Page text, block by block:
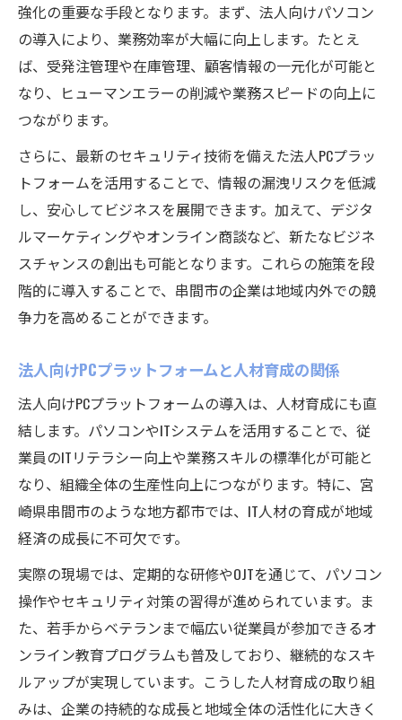
強化の重要な手段となります。まず、法人向けパソコン
の導入により、業務効率が大幅に向上します。たとえ
ば、受発注管理や在庫管理、顧客情報の一元化が可能と
なり、ヒューマンエラーの削減や業務スピードの向上に
つながります。
さらに、最新のセキュリティ技術を備えた法人PCプラッ
トフォームを活用することで、情報の漏洩リスクを低減
し、安心してビジネスを展開できます。加えて、デジタ
ルマーケティングやオンライン商談など、新たなビジネ
スチャンスの創出も可能となります。これらの施策を段
階的に導入することで、串間市の企業は地域内外での競
争力を高めることができます。
法人向けPCプラットフォームと人材育成の関係
法人向けPCプラットフォームの導入は、人材育成にも直
結します。パソコンやITシステムを活用することで、従
業員のITリテラシー向上や業務スキルの標準化が可能と
なり、組織全体の生産性向上につながります。特に、宮
崎県串間市のような地方都市では、IT人材の育成が地域
経済の成長に不可欠です。
実際の現場では、定期的な研修やOJTを通じて、パソコン
操作やセキュリティ対策の習得が進められています。ま
た、若手からベテランまで幅広い従業員が参加できるオ
ンライン教育プログラムも普及しており、継続的なスキ
ルアップが実現しています。こうした人材育成の取り組
みは、企業の持続的な成長と地域全体の活性化に大きく